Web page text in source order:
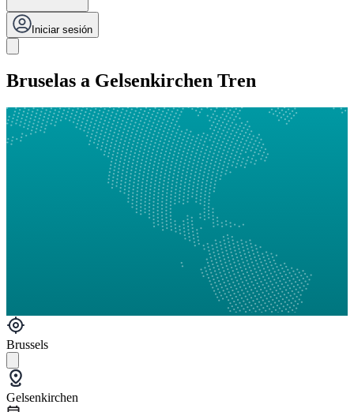
Iniciar sesión
Bruselas a Gelsenkirchen Tren
Brussels
Gelsenkirchen